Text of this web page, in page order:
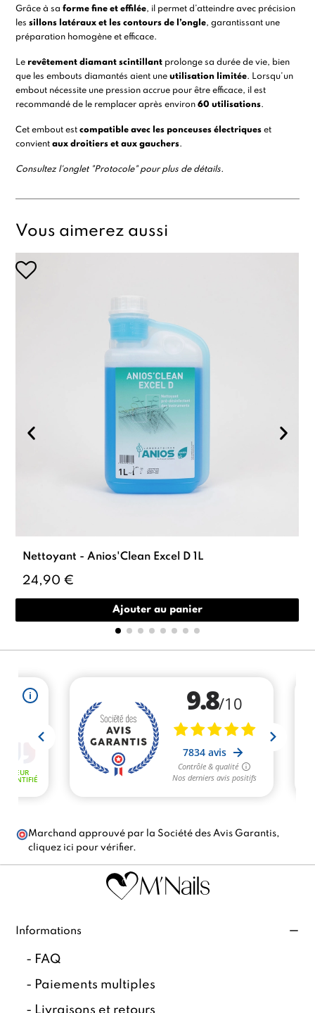
Grâce à saforme fine et effilée, il permet d’atteindre avec précision
lessillons latéraux et les contours de l’ongle, garantissant une
préparation homogène et efficace.
Le revêtement diamant scintillant prolonge sa durée de vie, bien
que les embouts diamantés aient uneutilisation limitée. Lorsqu’un
embout nécessite une pression accrue pour être efficace, il est
recommandé de le remplacer après environ60 utilisations.
Cet embout estcompatible avec les ponceuses électriques et
convientaux droitiers et aux gauchers.
Consultez l'onglet "Protocole" pour plus de détails.
Vous aimerez aussi
Nettoyant - Anios'Clean Excel D 1L
24,90 €
Ajouter au panier
Marchand approuvé par la Société des Avis Garantis,
cliquez ici pour vérifier.
Informations
- FAQ
- Paiements multiples
- Livraisons et retours